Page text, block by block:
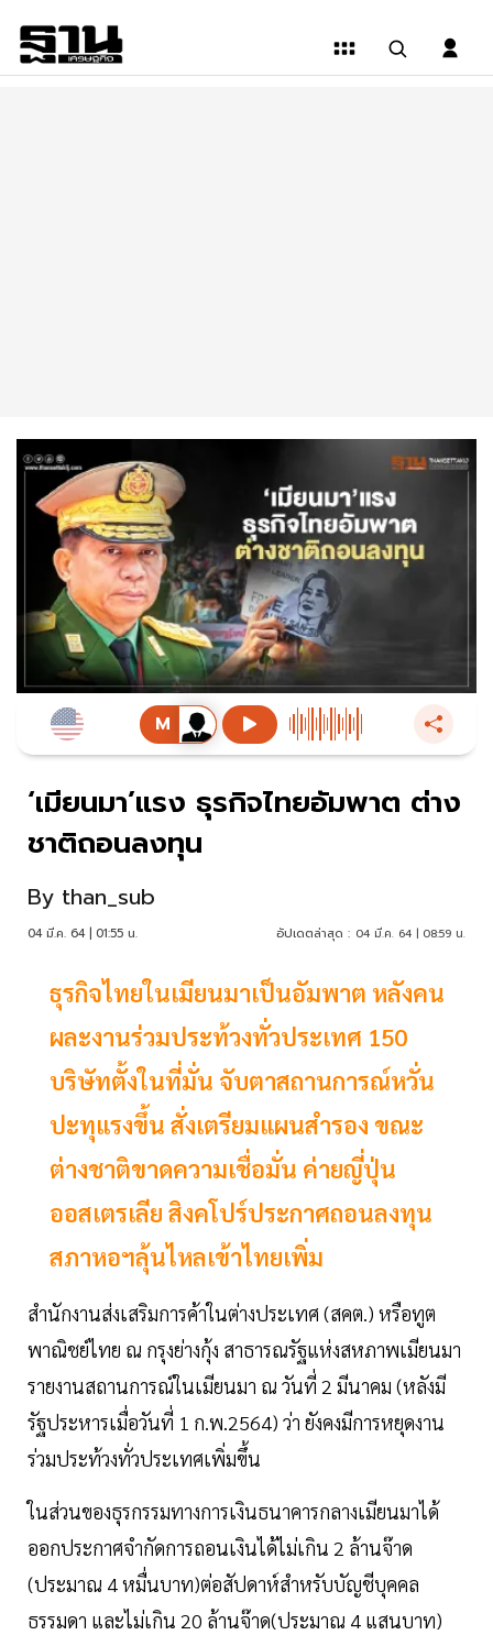
‘เมียนมา’แรง ธุรกิจไทยอัมพาต ต่าง
ชาติถอนลงทุน
By than_sub
04 มี.ค. 64 | 01:55 น. อัปเดตล่าสุด : 04 มี.ค. 64 | 08:59 น.
ธุรกิจไทยในเมียนมาเป็นอัมพาต หลังคน
ผละงานร่วมประท้วงทั่วประเทศ 150
บริษัทตั้งในที่มั่น จับตาสถานการณ์หวั่น
ปะทุแรงขึ้น สั่งเตรียมแผนสำรอง ขณะ
ต่างชาติขาดความเชื่อมั่น ค่ายญี่ปุ่น
ออสเตรเลีย สิงคโปร์ประกาศถอนลงทุน
สภาหอฯลุ้นไหลเข้าไทยเพิ่ม
สำนักงานส่งเสริมการค้าในต่างประเทศ (สคต.) หรือทูต
พาณิชย์ไทย ณ กรุงย่างกุ้ง สาธารณรัฐแห่งสหภาพเมียนมา
รายงานสถานการณ์ในเมียนมา ณ วันที่ 2 มีนาคม (หลังมี
รัฐประหารเมื่อวันที่ 1 ก.พ.2564) ว่า ยังคงมีการหยุดงาน
ร่วมประท้วงทั่วประเทศเพิ่มขึ้น
ในส่วนของธุรกรรมทางการเงินธนาคารกลางเมียนมาได้
ออกประกาศจำกัดการถอนเงินได้ไม่เกิน 2 ล้านจ๊าด
(ประมาณ 4 หมื่นบาท)ต่อสัปดาห์สำหรับบัญชีบุคคล
ธรรมดา และไม่เกิน 20 ล้านจ๊าด(ประมาณ 4 แสนบาท)